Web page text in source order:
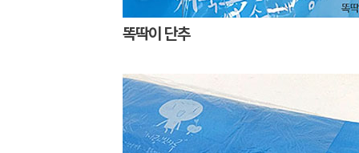
똑딱이 단추